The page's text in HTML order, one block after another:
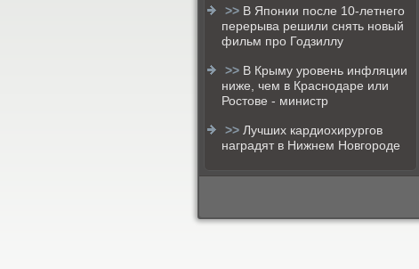
>> В Японии после 10-летнего
перерыва решили снять новый
фильм про Годзиллу
>> В Крыму уровень инфляции
ниже, чем в Краснодаре или
Ростове - министр
>> Лучших кардиохирургов
наградят в Нижнем Новгороде